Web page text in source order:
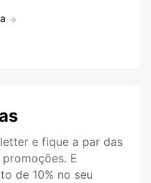
e fique a par das
E
de 10% no seu